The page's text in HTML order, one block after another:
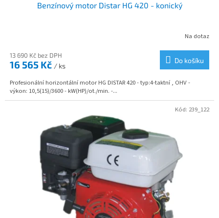
Benzínový motor Distar HG 420 - konický
Na dotaz
13 690 Kč bez DPH
16 565 Kč / ks
Do košíku
Profesionální horizontální motor HG DISTAR 420 - typ:4-taktní , OHV -
výkon: 10,5(15)/3600 - kW(HP)/ot./min. -...
Kód: 239_122